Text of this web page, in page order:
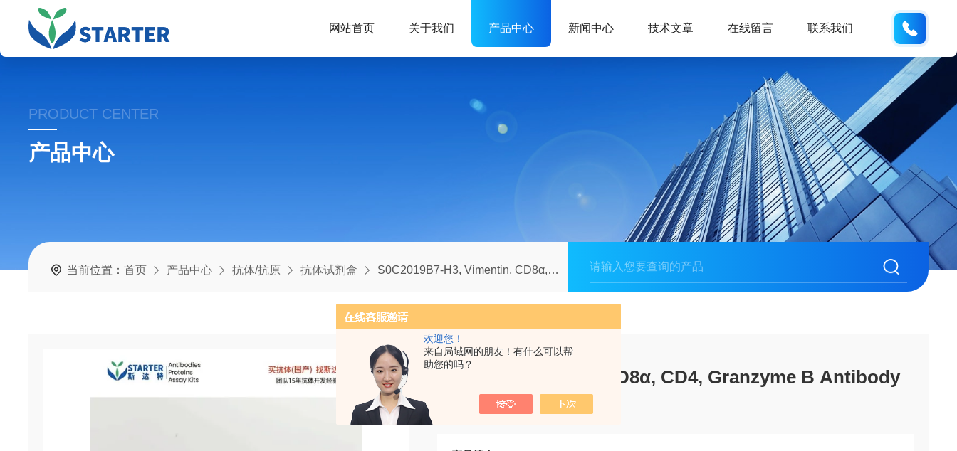
欢迎您！
来自局域网的朋友！有什么可以帮
助您的吗？
网站首页 关于我们 产品中心 新闻中心 技术文章 在线留言 联系我们
PRODUCT CENTER
产品中心
当前位置：首页 产品中心 抗体/抗原 抗体试剂盒 S0C2019B7-H3, Vimentin, CD8α, CD4, Granzyme B Antibody Panel
B7-H3, Vimentin, CD8α, CD4, Granzyme B Antibody
Panel